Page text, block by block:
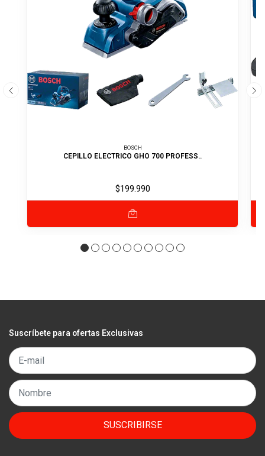
BOSCH
CEPILLO ELECTRICO GHO 700 PROFESS..
$199.990
Suscríbete para ofertas Exclusivas
SUSCRIBIRSE